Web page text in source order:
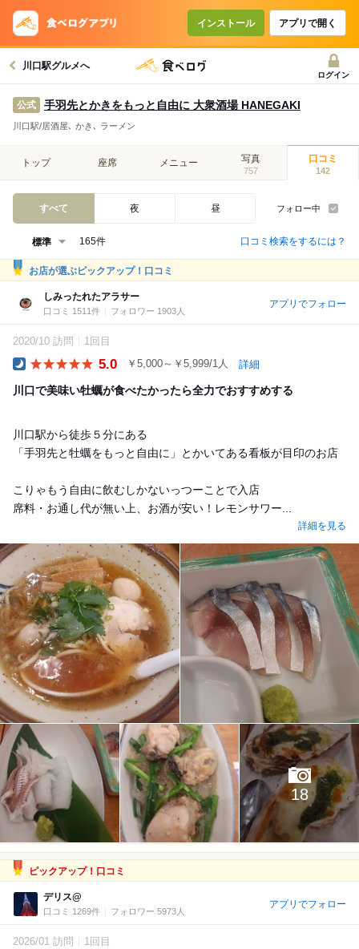
インストール アプリで開く
川口駅グルメへ
ログイン
公式 手羽先とかきをもっと自由に 大衆酒場 HANEGAKI
川口駅/居酒屋､ かき､ ラーメン
トップ 座席 メニュー 写真
757
口コミ
142
すべて 夜 昼 フォロー中
165件 口コミ検索をするには？
お店が選ぶピックアップ！口コミ
しみったれたアラサー
口コミ 1511件 フォロワー 1903人
アプリでフォロー
2020/10 訪問 1回目
5.0 ￥5,000～￥5,999/1人 詳細
川口で美味い牡蠣が食べたかったら全力でおすすめする
川口駅から徒歩５分にある
「手羽先と牡蠣をもっと自由に」とかいてある看板が目印のお店
こりゃもう自由に飲むしかないっつーことで入店
席料・お通し代が無い上、お酒が安い！レモンサワー...
詳細を見る
18
ピックアップ！口コミ
デリス@
口コミ 1269件 フォロワー 5973人
アプリでフォロー
2026/01 訪問 1回目